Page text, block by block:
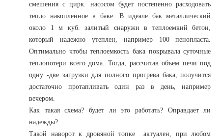
смешения с цирк. насосом будет постепенно расходовать
тепло накопленное в баке. В идеале бак металлический
около 1 м куб. залитый снаружи в теплоемкий бетон,
который надежно утеплен, например 100 пенопласта.
Оптимально чтобы теплоемкость бака покрывала суточные
теплопотери всего дома. Тогда, рассчитав объем печи под
одну -две загрузки для полного прогрева бака, получится
достаточно протапливать один раз в день, например
вечером.
Как такая схема? будет ли это работать? Оправдает ли
надежды?
Такой наворот к дровяной топке актуален, при любом